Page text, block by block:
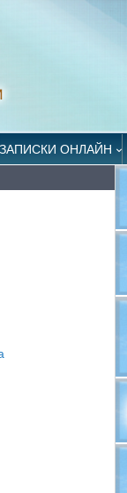
ЗАПИСКИ ОНЛАЙН